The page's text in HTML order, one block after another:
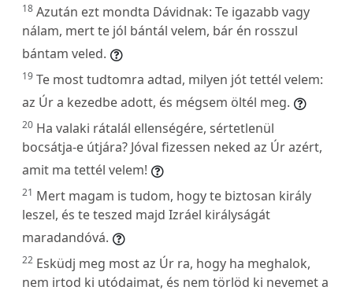
18 Azután ezt mondta Dávidnak: Te igazabb vagy
nálam, mert te jól bántál velem, bár én rosszul
bántam veled.
19 Te most tudtomra adtad, milyen jót tettél velem:
az Úr a kezedbe adott, és mégsem öltél meg.
20 Ha valaki rátalál ellenségére, sértetlenül
bocsátja-e útjára? Jóval fizessen neked az Úr azért,
amit ma tettél velem!
21 Mert magam is tudom, hogy te biztosan király
leszel, és te teszed majd Izráel királyságát
maradandóvá.
22 Esküdj meg most az Úr ra, hogy ha meghalok,
nem irtod ki utódaimat, és nem törlöd ki nevemet a